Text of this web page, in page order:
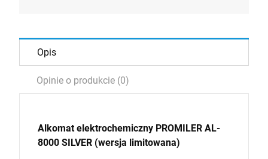
Opis
Opinie o produkcie (0)
Alkomat elektrochemiczny PROMILER AL-
8000 SILVER (wersja limitowana)